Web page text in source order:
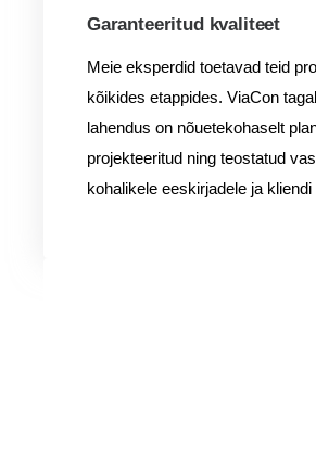
Garanteeritud kvaliteet
Meie eksperdid toetavad teid
kõikides etappides. ViaCon
lahendus on nõuetekohaselt
projekteeritud ning teostatud
kohalikele eeskirjadele ja kliendi